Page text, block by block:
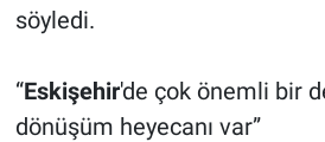
söyledi.
“Eskişehir'de çok önemli bir
dönüşüm heyecanı var”